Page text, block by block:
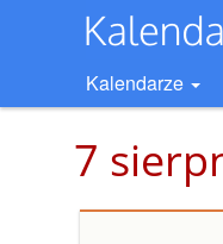
Kalendarze
7